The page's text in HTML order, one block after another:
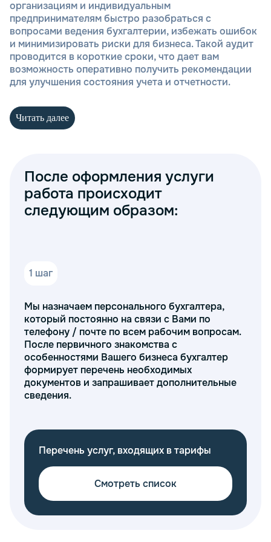
организациям и индивидуальным
предпринимателям быстро разобраться с
вопросами ведения бухгалтерии, избежать ошибок
и минимизировать риски для бизнеса. Такой аудит
проводится в короткие сроки, что дает вам
возможность оперативно получить рекомендации
для улучшения состояния учета и отчетности.
Что включает в себя экспресс-
Проверка правильности ведения
бухгалтерского учета и соответствия
действующим стандартам.
Анализ налоговой отчетности и налоговых
налоговых рисков и решения юридических
Рекомендации по улучшению
бухгалтерского обслуживания и
улучшению финансового состояния
компании.
Экспресс-аудит — это надежный способ получить
точную картину финансов и уверенность в
правильности ведения учета и отчетности.
профессиональную проверку. Просто позвоните
нам или оставьте заявку на сайте, и наши
специалисты быстро свяжутся с вами для
дальнейшего обсуждения деталей.
Преимущества дистанционного
бухгалтерского экспресс-аудита
Читать далее
После оформления услуги
работа происходит
следующим образом:
1 шаг
Мы назначаем персонального бухгалтера,
который постоянно на связи с Вами по
телефону / почте по всем рабочим вопросам.
После первичного знакомства с
особенностями Вашего бизнеса бухгалтер
формирует перечень необходимых
документов и запрашивает дополнительные
сведения.
Перечень услуг, входящих в тарифы
Смотреть список